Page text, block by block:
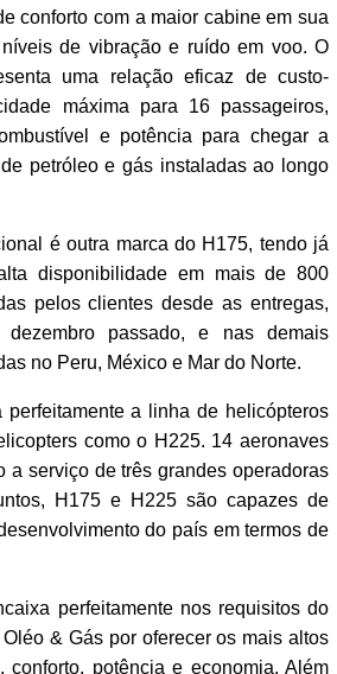
conforto com a maior cabine em sua
de vibração e ruído em voo. O
uma relação eficaz de custo-
máxima para 16 passageiros,
e potência para chegar a
petróleo e gás instaladas ao longo
é outra marca do H175, tendo já
disponibilidade em mais de 800
pelos clientes desde as entregas,
dezembro passado, e nas demais
no Peru, México e Mar do Norte.
perfeitamente a linha de helicópteros
como o H225. 14 aeronaves
a serviço de três grandes operadoras
H175 e H225 são capazes de
do país em termos de
perfeitamente nos requisitos do
& Gás por oferecer os mais altos
conforto, potência e economia. Além